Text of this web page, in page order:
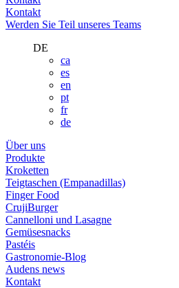
Kontakt
Werden Sie Teil unseres Teams
DE
ca
es
en
pt
fr
de
Über uns
Produkte
Kroketten
Teigtaschen (Empanadillas)
Finger Food
CrujiBurger
Cannelloni und Lasagne
Gemüsesnacks
Pastéis
Gastronomie-Blog
Audens news
Kontakt